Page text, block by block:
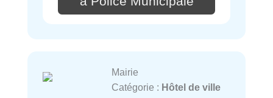
Mairie
Catégorie : Hôtel de ville